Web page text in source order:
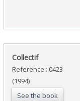
‎Collectif‎
Reference : 0423
(1994)
See the book